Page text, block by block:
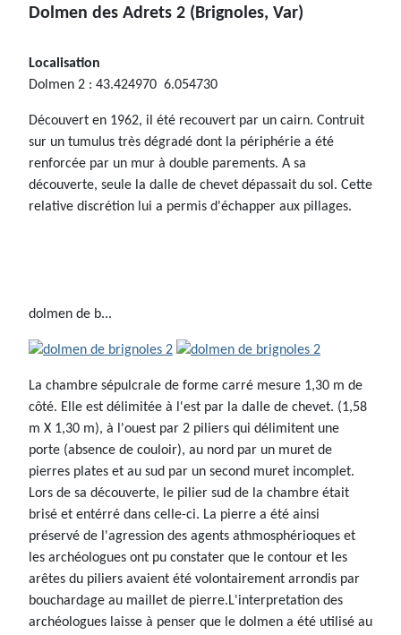
Dolmen des Adrets 2 (Brignoles, Var)
Localisation
Dolmen 2 : 43.424970 6.054730
Découvert en 1962, il été recouvert par un cairn. Contruit
sur un tumulus très dégradé dont la périphérie a été
renforcée par un mur à double parements. A sa
découverte, seule la dalle de chevet dépassait du sol. Cette
relative discrétion lui a permis d'échapper aux pillages.
dolmen de b...
La chambre sépulcrale de forme carré mesure 1,30 m de
côté. Elle est délimitée à l'est par la dalle de chevet. (1,58
m X 1,30 m), à l'ouest par 2 piliers qui délimitent une
porte (absence de couloir), au nord par un muret de
pierres plates et au sud par un second muret incomplet.
Lors de sa découverte, le pilier sud de la chambre était
brisé et entérré dans celle-ci. La pierre a été ainsi
préservé de l'agression des agents athmosphérioques et
les archéologues ont pu constater que le contour et les
arêtes du piliers avaient été volontairement arrondis par
bouchardage au maillet de pierre.L'interpretation des
archéologues laisse à penser que le dolmen a été utilisé au